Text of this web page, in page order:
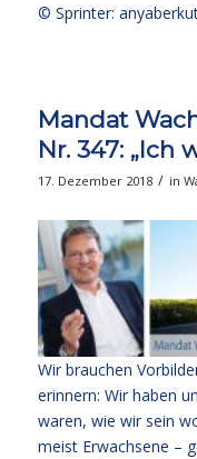
© Sprinter:
Mandat
Nr. 347: „Ich
17. Dezember 2018 / in
Wir brauchen
erinnern: Wir haben
waren, wie wir sein
meist Erwachsene –